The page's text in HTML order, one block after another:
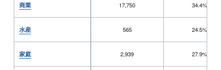
商業 17,750 34.4%
水産 565 24.5%
家庭 2,939 27.9%